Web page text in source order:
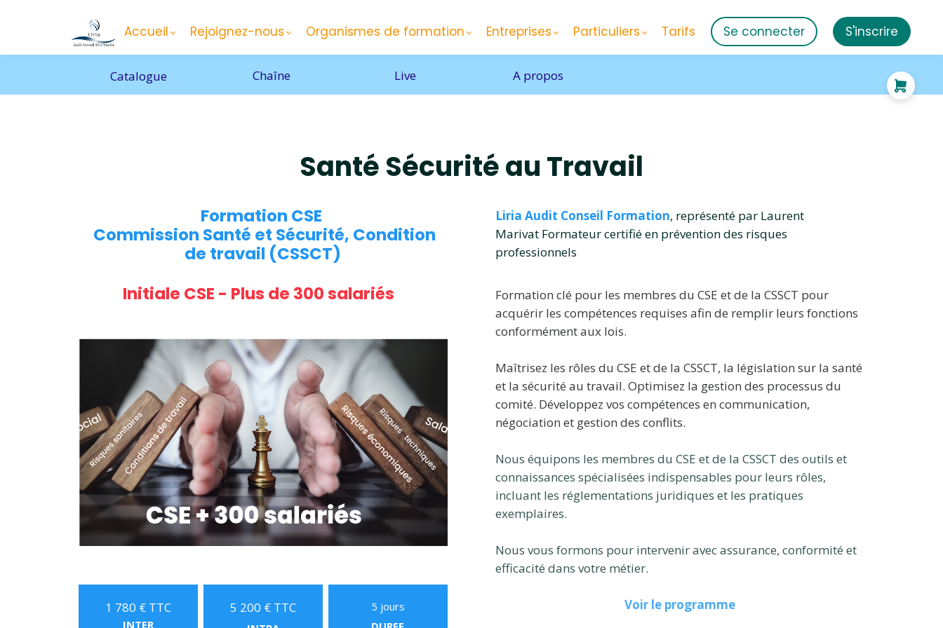
Accueil Rejoignez-nous Organismes de formation Entreprises Particuliers Tarifs Se connecter S'inscrire
Catalogue Chaîne Live A propos
Santé Sécurité au Travail
Formation CSE
Commission Santé et Sécurité, Condition
de travail (CSSCT)
Initiale CSE - Plus de 300 salariés
1 780 € TTC
INTER
5 200 € TTC
5 jours
Liria Audit Conseil Formation, représenté par Laurent
Marivat Formateur certifié en prévention des risques
professionnels
Formation clé pour les membres du CSE et de la CSSCT pour
acquérir les compétences requises afin de remplir leurs fonctions
conformément aux lois.
Maîtrisez les rôles du CSE et de la CSSCT, la législation sur la santé
et la sécurité au travail. Optimisez la gestion des processus du
comité. Développez vos compétences en communication,
négociation et gestion des conflits.
Nous équipons les membres du CSE et de la CSSCT des outils et
connaissances spécialisées indispensables pour leurs rôles,
incluant les réglementations juridiques et les pratiques
exemplaires.
Nous vous formons pour intervenir avec assurance, conformité et
efficacité dans votre métier.
Voir le programme